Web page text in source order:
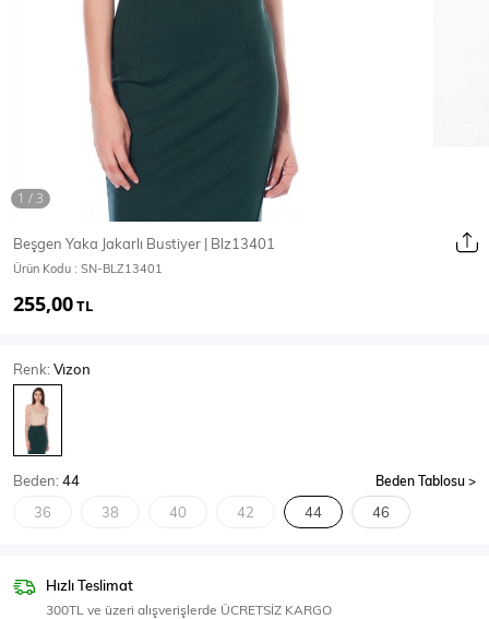
Yağmurluk
T-Shirt
Body
SPOR GİYİM
Beşgen Yaka Jakarlı Bustiyer | Blz13401
Ürün Kodu : SN-BLZ13401
255,00TL
Renk:Vızon
Beden:44 Beden Tablosu
36 38 40 42 44 46
Hızlı Teslimat
300TL ve üzeri alışverişlerde ÜCRETSİZ KARGO